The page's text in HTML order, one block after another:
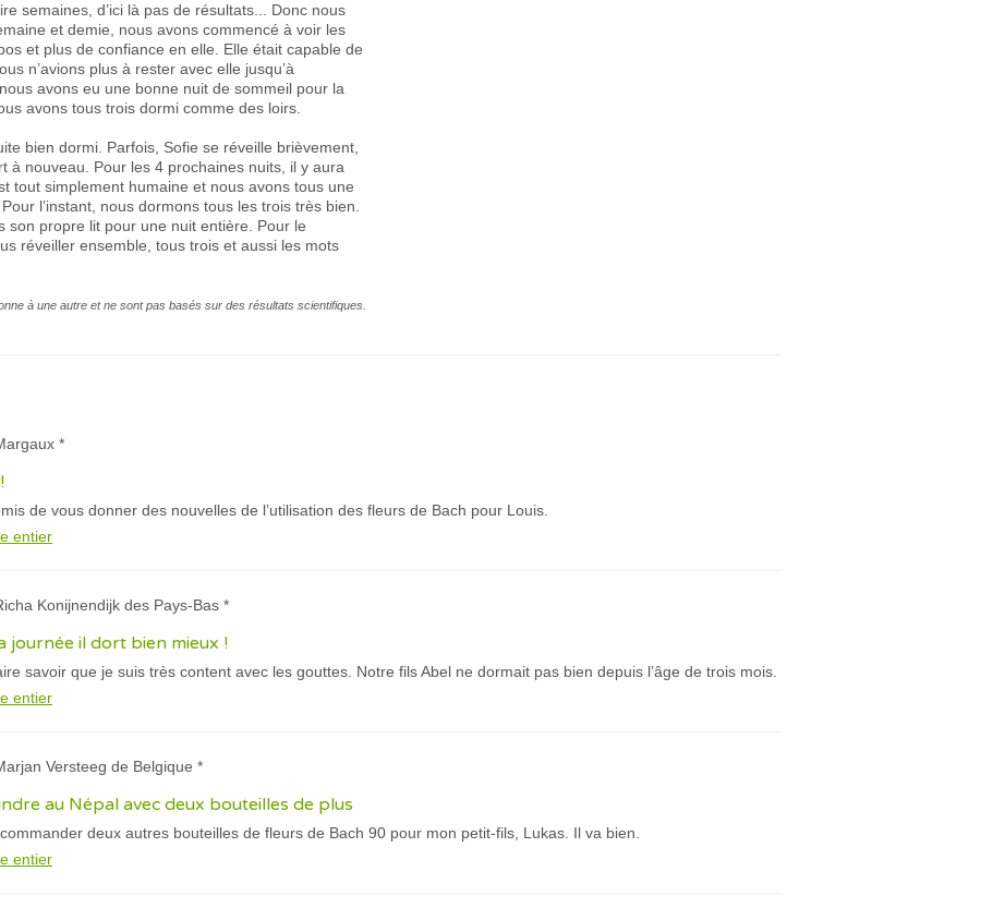
semaines, d’ici là pas de résultats... Donc nous
et demie, nous avons commencé à voir les
et plus de confiance en elle. Elle était capable de
n’avions plus à rester avec elle jusqu’à
avons eu une bonne nuit de sommeil pour la
avons tous trois dormi comme des loirs.
bien dormi. Parfois, Sofie se réveille brièvement,
à nouveau. Pour les 4 prochaines nuits, il y aura
tout simplement humaine et nous avons tous une
l’instant, nous dormons tous les trois très bien.
son propre lit pour une nuit entière. Pour le
réveiller ensemble, tous trois et aussi les mots
à une autre et ne sont pas basés sur des résultats scientifiques.
*
de vous donner des nouvelles de l’utilisation des fleurs de Bach pour Louis.
entier
Konijnendijk des Pays-Bas *
journée il dort bien mieux !
savoir que je suis très content avec les gouttes. Notre fils Abel ne dormait pas bien depuis l’âge de trois mois.
entier
Versteeg de Belgique *
au Népal avec deux bouteilles de plus
deux autres bouteilles de fleurs de Bach 90 pour mon petit-fils, Lukas. Il va bien.
entier